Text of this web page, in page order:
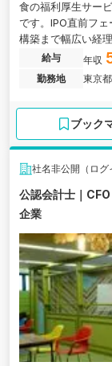
食の福利厚生サー
です。IPO直前フ
構築まで幅広い経
給与 年収
勤務地
東京
ブック
社名非公開（ログ
公認会計士｜
企業